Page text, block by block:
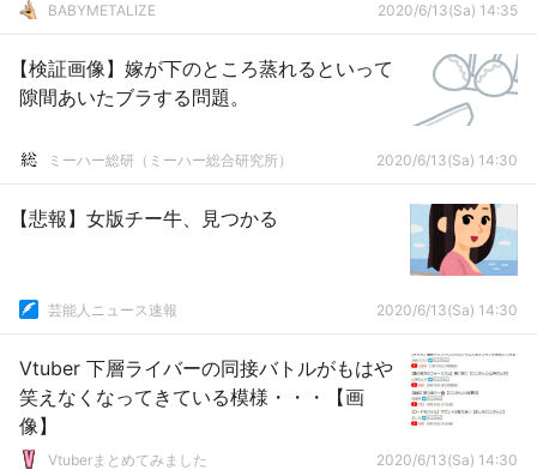
BABYMETALIZE 2020/6/13(Sa) 14:35
【検証画像】嫁が下のところ蒸れるといって
隙間あいたブラする問題。
ミーハー総研（ミーハー総合研究所） 2020/6/13(Sa) 14:30
【悲報】女版チー牛、見つかる
芸能人ニュース速報 2020/6/13(Sa) 14:30
Vtuber 下層ライバーの同接バトルがもはや
笑えなくなってきている模様・・・【画
像】
Vtuberまとめてみました 2020/6/13(Sa) 14:30